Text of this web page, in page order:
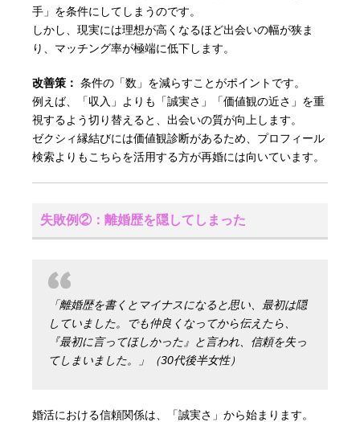
手」を条件にしてしまうのです。
しかし、現実には理想が高くなるほど出会いの幅が狭ま
り、マッチング率が極端に低下します。
改善策： 条件の「数」を減らすことがポイントです。
例えば、「収入」よりも「誠実さ」「価値観の近さ」を重
視するよう切り替えると、出会いの質が向上します。
ゼクシィ縁結びには価値観診断があるため、プロフィール
検索よりもこちらを活用する方が再婚には向いています。
失敗例②：離婚歴を隠してしまった
「離婚歴を書くとマイナスになると思い、最初は隠
していました。でも仲良くなってから伝えたら、
『最初に言ってほしかった』と言われ、信頼を失っ
てしまいました。」（30代後半女性）
婚活における信頼関係は、「誠実さ」から始まります。